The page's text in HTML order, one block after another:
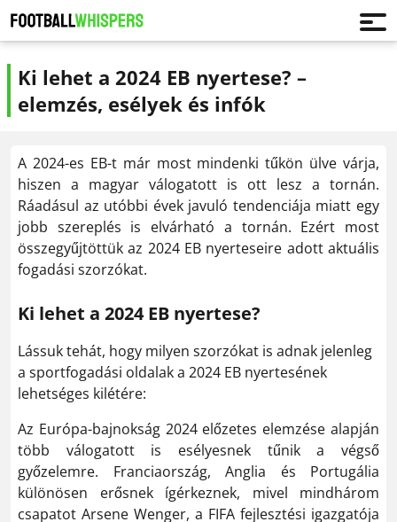
Ki lehet a 2024 EB nyertese? –
elemzés, esélyek és infók
A 2024-es EB-t már most mindenki tűkön ülve várja,
hiszen a magyar válogatott is ott lesz a tornán.
Ráadásul az utóbbi évek javuló tendenciája miatt egy
jobb szereplés is elvárható a tornán. Ezért most
összegyűjtöttük az 2024 EB nyerteseire adott aktuális
fogadási szorzókat.
Ki lehet a 2024 EB nyertese?
Lássuk tehát, hogy milyen szorzókat is adnak jelenleg
a sportfogadási oldalak a 2024 EB nyertesének
lehetséges kilétére:
Az Európa-bajnokság 2024 előzetes elemzése alapján
több válogatott is esélyesnek tűnik a végső
győzelemre. Franciaország, Anglia és Portugália
különösen erősnek ígérkeznek, mivel mindhárom
csapatot Arsene Wenger, a FIFA fejlesztési igazgatója